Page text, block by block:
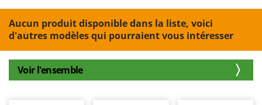
Atomiseurs pour traitements
Autolaveuses
Autres produits
B
Balayeuses
Ama
Ambrogio Robot
Annovi Reverberi
ANTHBOT
Archman
Aucun produit disponible dans la liste, voici
d'autres modèles qui pourraient vous intéresser
Voir l'ensemble